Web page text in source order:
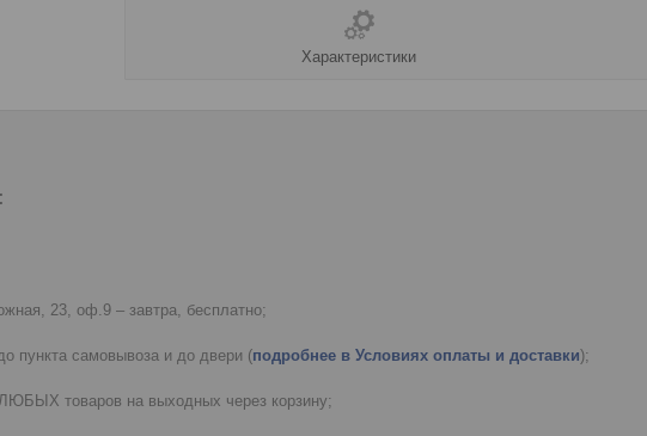
Характеристики
23, оф.9 – завтра, бесплатно;
пункта самовывоза и до двери (подробнее в Условиях оплаты и доставки);
товаров на выходных через корзину;